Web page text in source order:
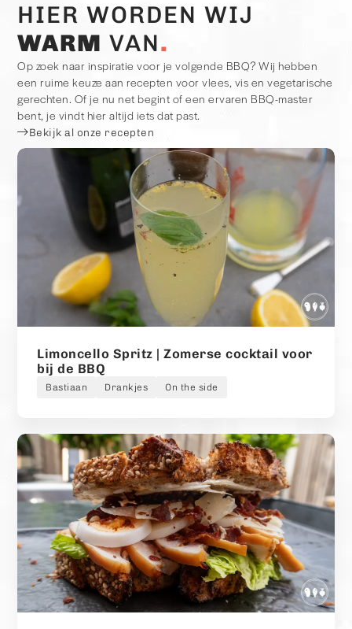
HIER WORDEN WIJ
WARM VAN
Op zoek naar inspiratie voor je volgende BBQ? Wij hebben
een ruime keuze aan recepten voor vlees, vis en vegetarische
gerechten. Of je nu net begint of een ervaren BBQ-master
bent, je vindt hier altijd iets dat past.
Bekijk al onze recepten
Limoncello Spritz | Zomerse cocktail voor
bij de BBQ
Bastiaan Drankjes On the side